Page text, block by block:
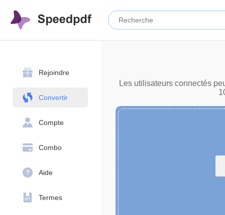
Rejoindre
Convertir
Compte
Combo
Aide
Termes
Les utilisateurs connectés